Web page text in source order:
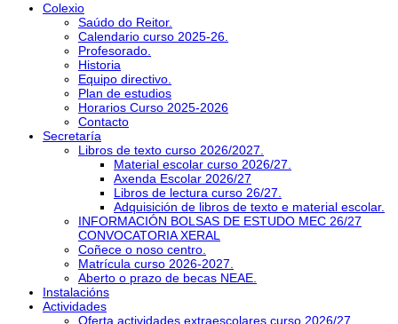
Colexio
Saúdo do Reitor.
Calendario curso 2025-26.
Profesorado.
Historia
Equipo directivo.
Plan de estudios
Horarios Curso 2025-2026
Contacto
Secretaría
Libros de texto curso 2026/2027.
Material escolar curso 2026/27.
Axenda Escolar 2026/27
Libros de lectura curso 26/27.
Adquisición de libros de texto e material escolar.
INFORMACIÓN BOLSAS DE ESTUDO MEC 26/27
CONVOCATORIA XERAL
Coñece o noso centro.
Matrícula curso 2026-2027.
Aberto o prazo de becas NEAE.
Instalacións
Actividades
Oferta actividades extraescolares curso 2026/27.